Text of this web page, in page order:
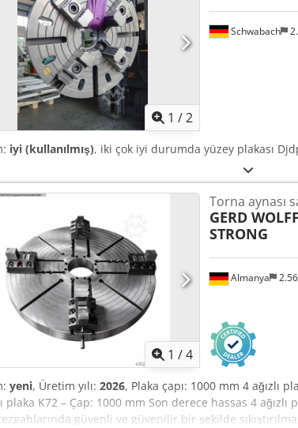
dönüş hızı: 6500 devir/dakika * Tanımlama
* Üretim ülkesi: Almanya Bu mandren, talaşlı imalat
Yüksek kaliteli işçiliği ve hassasiyetiyle tanınan,
bir ekipmanıdır.
1 /2
Schwabach
iyi (kullanılmış), iki çok iyi durumda yüzey plakası
1 /4
Almanya
Torna aynası
GERD WOLFF
STRONG
yeni, Üretim yılı: 2026, Plaka çapı: 1000 mm 4 ağızlı
plaka K72 – Çap: 1000 mm Son derece hassas 4
güvenli ve güvenilir bir şekilde